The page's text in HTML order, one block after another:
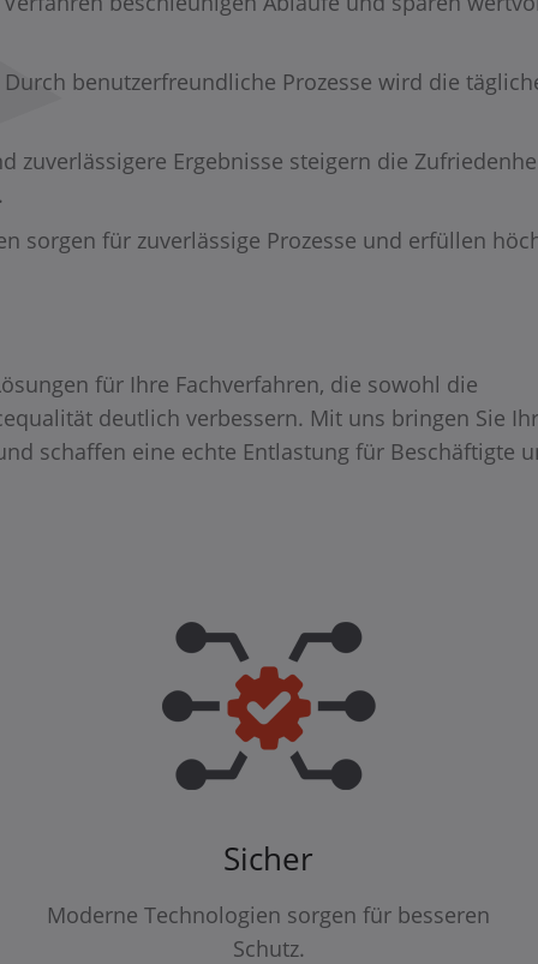
Durch benutzerfreundliche Prozesse wird die
zuverlässigere Ergebnisse steigern die
sorgen für zuverlässige Prozesse und erfüllen
für Ihre Fachverfahren, die sowohl die
deutlich verbessern. Mit uns bringen Sie
schaffen eine echte Entlastung für Beschäftigte
Sicher
Moderne Technologien sorgen für besseren
Schutz.